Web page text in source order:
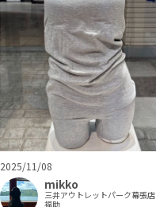
2025/11/08
mikko
三井アウトレットパーク幕張店
福助